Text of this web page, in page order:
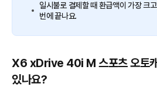
일시불로 결제할 때 환급액이 가장 크
번에 끝나요.
X6 xDrive 40i M 스포츠 오토
있나요?